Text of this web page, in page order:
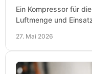
Ein Kompressor für
Luftmenge und
27. Mai 2026